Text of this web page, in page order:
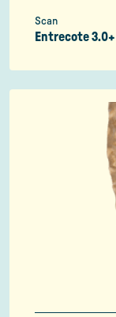
Scan
Entrecote 3.0+